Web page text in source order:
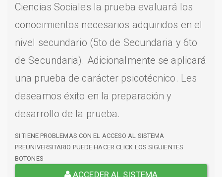
Ciencias Sociales la prueba evaluará los
conocimientos necesarios adquiridos en el
nivel secundario (5to de Secundaria y 6to
de Secundaria). Adicionalmente se aplicará
una prueba de carácter psicotécnico. Les
deseamos éxito en la preparación y
desarrollo de la prueba.
SI TIENE PROBLEMAS CON EL ACCESO AL SISTEMA
PREUNIVERSITARIO PUEDE HACER CLICK LOS SIGUIENTES
BOTONES
ACCEDER AL SISTEMA